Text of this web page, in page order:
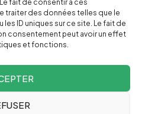
fait de consentir à ces
traiter des données telles que le
ID uniques sur ce site. Le fait de
consentement peut avoir un effet
et fonctions.
NEWSLETTER